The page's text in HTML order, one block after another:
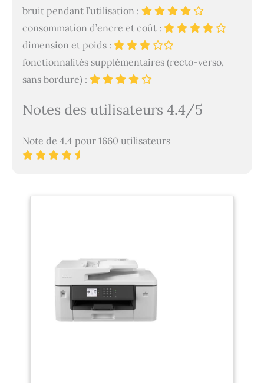
bruit pendant l’utilisation :
consommation d’encre et coût :
dimension et poids :
fonctionnalités supplémentaires (recto-verso,
sans bordure) :
Notes des utilisateurs 4.4/5
Note de 4.4 pour 1660 utilisateurs